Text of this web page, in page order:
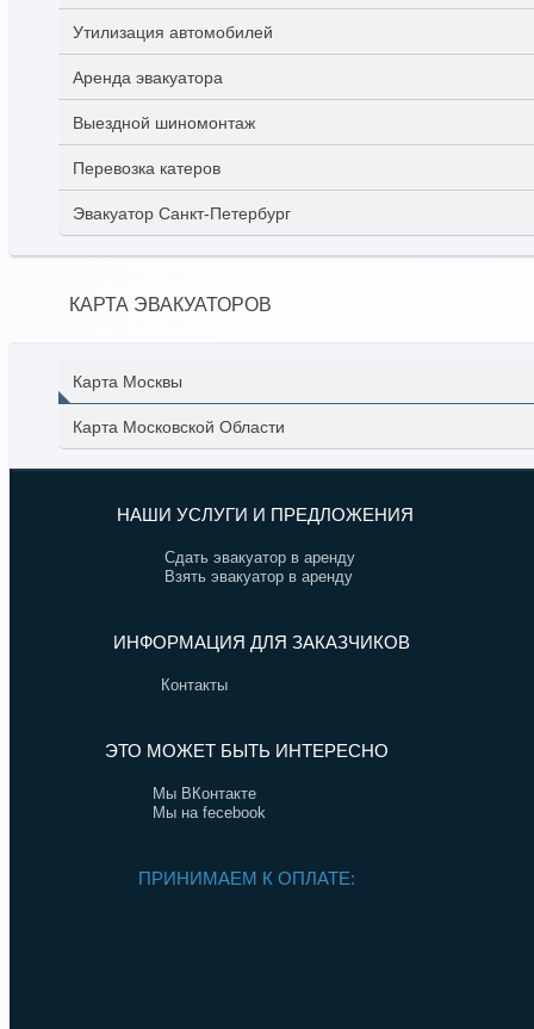
Утилизация автомобилей
Аренда эвакуатора
Выездной шиномонтаж
Перевозка катеров
Эвакуатор Санкт-Петербург
КАРТА ЭВАКУАТОРОВ
Карта Москвы
Карта Московской Области
НАШИ УСЛУГИ И ПРЕДЛОЖЕНИЯ
Сдать эвакуатор в аренду
Взять эвакуатор в аренду
ИНФОРМАЦИЯ ДЛЯ ЗАКАЗЧИКОВ
Контакты
ЭТО МОЖЕТ БЫТЬ ИНТЕРЕСНО
Мы ВКонтакте
Мы на fecebook
ПРИНИМАЕМ К ОПЛАТЕ: